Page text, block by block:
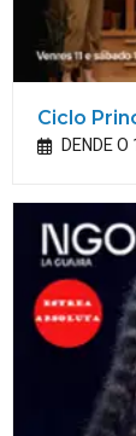
Ciclo
DENDE